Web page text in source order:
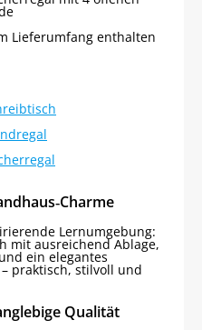
Lieferumfang enthalten
Lernumgebung:
mit ausreichend Ablage,
ein elegantes
praktisch, stilvoll und
Qualität